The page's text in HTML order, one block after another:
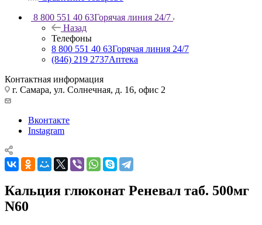
8 800 551 40 63Горячая линия 24/7
Назад
Телефоны
8 800 551 40 63Горячая линия 24/7
(846) 219 2737Аптека
Контактная информация
г. Самара, ул. Солнечная, д. 16, офис 2
Вконтакте
Instagram
Кальция глюконат Реневал таб. 500мг
N60